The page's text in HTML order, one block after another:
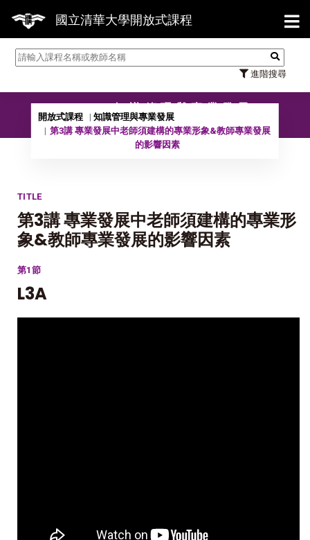
國立清華大學開放式課程
進階搜尋
【
10901 知識管理與專業發展
開放式課程
知識管理與專業發展
第3講 專業發展中老師須建構的專業形象&教師專業發展
的影響因素
TITLE
第3講 專業發展中老師須建構的專業形
象&教師專業發展的影響因素
第1節
L3A